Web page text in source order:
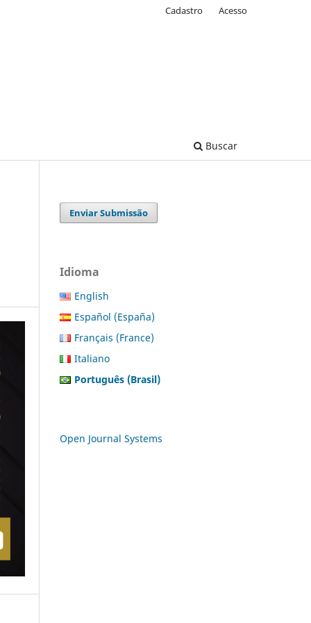
Buscar
Cadastro Acesso
Enviar Submissão
Idioma
English
Español (España)
Français (France)
Italiano
Português (Brasil)
Open Journal Systems